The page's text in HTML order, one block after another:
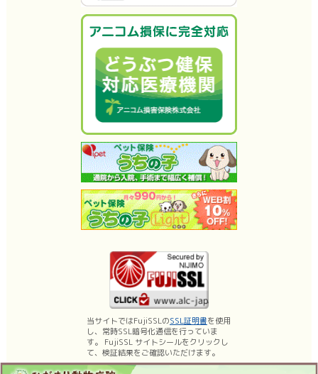
当サイトではFujiSSLのSSL証明書を使用
し、常時SSL暗号化通信を行っていま
す。 FujiSSL サイトシールをクリックし
て、検証結果をご確認いただけます。